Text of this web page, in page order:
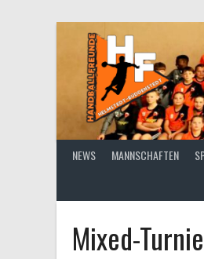
NEWS MANNSCHAFTEN
Mixed-